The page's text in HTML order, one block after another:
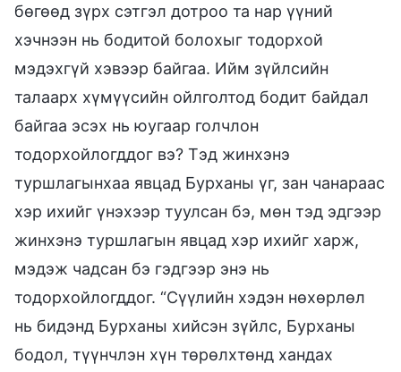
бөгөөд зүрх сэтгэл дотроо та нар үүний
хэчнээн нь бодитой болохыг тодорхой
мэдэхгүй хэвээр байгаа. Ийм зүйлсийн
талаарх хүмүүсийн ойлголтод бодит байдал
байгаа эсэх нь юугаар голчлон
тодорхойлогддог вэ? Тэд жинхэнэ
туршлагынхаа явцад Бурханы үг, зан чанараас
хэр ихийг үнэхээр туулсан бэ, мөн тэд эдгээр
жинхэнэ туршлагын явцад хэр ихийг харж,
мэдэж чадсан бэ гэдгээр энэ нь
тодорхойлогддог. “Сүүлийн хэдэн нөхөрлөл
нь бидэнд Бурханы хийсэн зүйлс, Бурханы
бодол, түүнчлэн хүн төрөлхтөнд хандах